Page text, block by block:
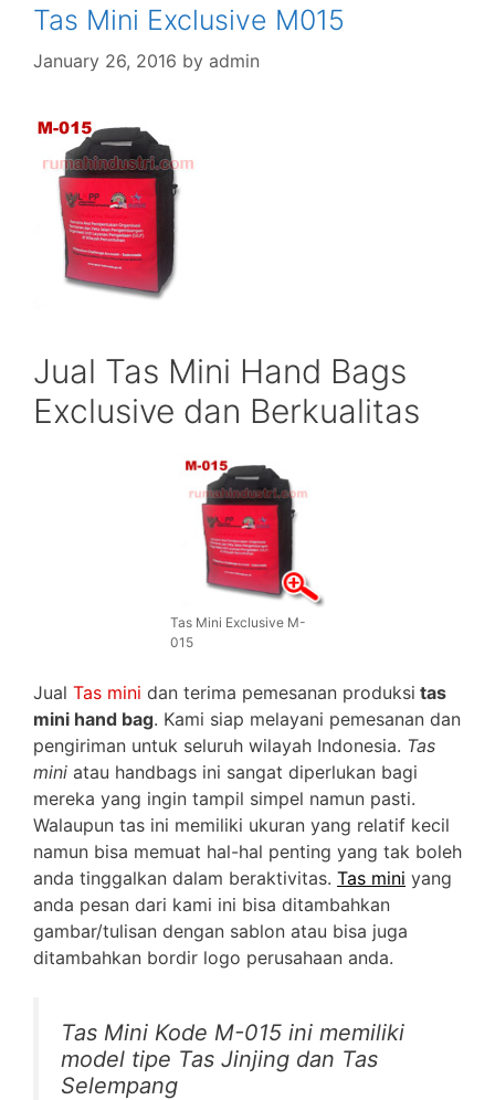
Tas Mini Exclusive M015
January 26, 2016 by admin
Jual Tas Mini Hand Bags
Exclusive dan Berkualitas
Tas Mini Exclusive M-
015
Jual Tas mini dan terima pemesanan produksi tas
mini hand bag. Kami siap melayani pemesanan dan
pengiriman untuk seluruh wilayah Indonesia. Tas
mini atau handbags ini sangat diperlukan bagi
mereka yang ingin tampil simpel namun pasti.
Walaupun tas ini memiliki ukuran yang relatif kecil
namun bisa memuat hal-hal penting yang tak boleh
anda tinggalkan dalam beraktivitas. Tas mini yang
anda pesan dari kami ini bisa ditambahkan
gambar/tulisan dengan sablon atau bisa juga
ditambahkan bordir logo perusahaan anda.
Tas Mini Kode M-015 ini memiliki
model tipe Tas Jinjing dan Tas
Selempang